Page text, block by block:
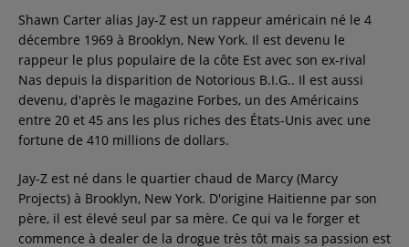
Recherche d'un titre
Shawn Carter alias Jay-Z est un rappeur américain né le 4
décembre 1969 à Brooklyn, New York. Il est devenu le
rappeur le plus populaire de la côte Est avec son ex-rival
Nas depuis la disparition de Notorious B.I.G.. Il est aussi
devenu, d'après le magazine Forbes, un des Américains
entre 20 et 45 ans les plus riches des États-Unis avec une
fortune de 410 millions de dollars.
Jay-Z est né dans le quartier chaud de Marcy (Marcy
Projects) à Brooklyn, New York. D'origine Haitienne par son
père, il est élevé seul par sa mère. Ce qui va le forger et
commence à dealer de la drogue très tôt mais sa passion est